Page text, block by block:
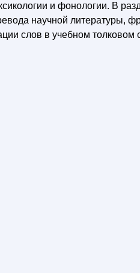
и фонологии. В
научной литературы,
слов в учебном толковом